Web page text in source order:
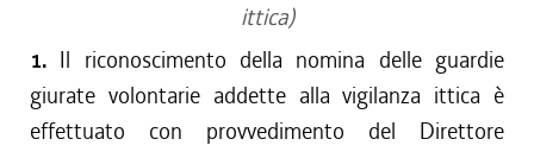
ittica)
1. Il riconoscimento della nomina delle guardie
giurate volontarie addette alla vigilanza ittica è
effettuato con provvedimento del Direttore